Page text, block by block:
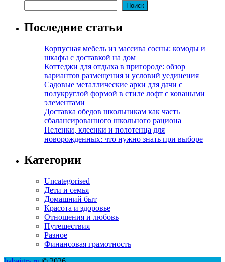
Поиск
Последние статьи
Корпусная мебель из массива сосны: комоды и
шкафы с доставкой на дом
Коттеджи для отдыха в пригороде: обзор
вариантов размещения и условий уединения
Садовые металлические арки для дачи с
полукруглой формой в стиле лофт с коваными
элементами
Доставка обедов школьникам как часть
сбалансированного школьного рациона
Пеленки, клеенки и полотенца для
новорожденных: что нужно знать при выборе
Категории
Uncategorised
Дети и семья
Домашний быт
Красота и здоровье
Отношения и любовь
Путешествия
Разное
Финансовая грамотность